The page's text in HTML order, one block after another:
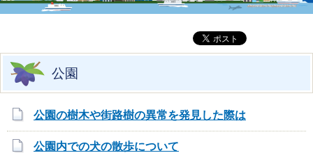
公園
公園の樹木や街路樹の異常を発見した際は
公園内での犬の散歩について